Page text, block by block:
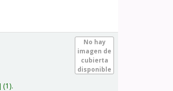
No hay
imagen de
cubierta
disponible
(1).